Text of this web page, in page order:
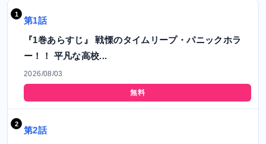
第1話
『1巻あらすじ』 戦慄のタイムリープ・パニックホラ
ー！！ 平凡な高校...
2026/08/03
無料
第2話